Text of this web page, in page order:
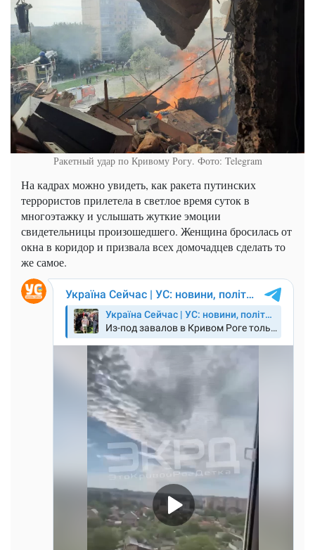
Ракетный удар по Кривому Рогу. Фото: Telegram
На кадрах можно увидеть, как ракета путинских
террористов прилетела в светлое время суток в
многоэтажку и услышать жуткие эмоции
свидетельницы произошедшего. Женщина бросилась от
окна в коридор и призвала всех домочадцев сделать то
же самое.